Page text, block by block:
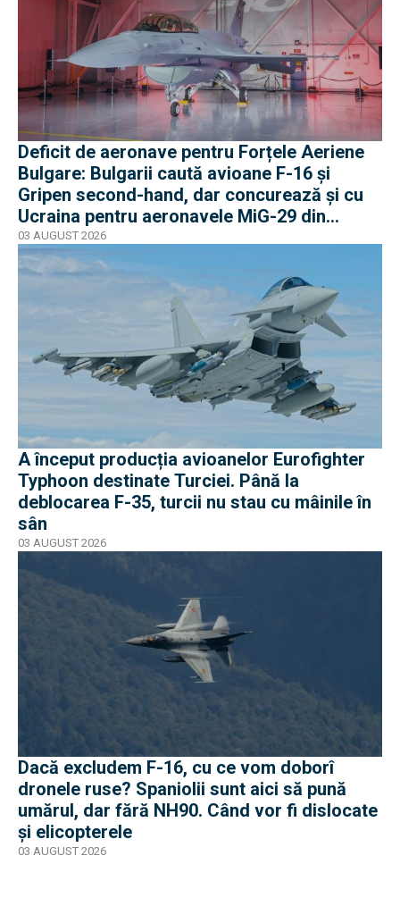
Deficit de aeronave pentru Forțele Aeriene
Bulgare: Bulgarii caută avioane F-16 și
Gripen second-hand, dar concurează și cu
Ucraina pentru aeronavele MiG-29 din
Polonia
03 AUGUST 2026
A început producția avioanelor Eurofighter
Typhoon destinate Turciei. Până la
deblocarea F-35, turcii nu stau cu mâinile în
sân
03 AUGUST 2026
Dacă excludem F-16, cu ce vom doborî
dronele ruse? Spaniolii sunt aici să pună
umărul, dar fără NH90. Când vor fi dislocate
și elicopterele
03 AUGUST 2026